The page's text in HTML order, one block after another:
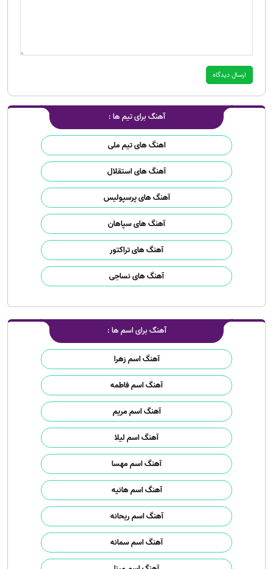
آهنگ برای تیم ها :
اهنگ های تیم ملی
آهنگ های استقلال
آهنگ های پرسپولیس
آهنگ های سپاهان
آهنگ های تراکتور
آهنگ های نساجی
آهنگ برای اسم ها :
آهنگ اسم زهرا
آهنگ اسم فاطمه
آهنگ اسم مریم
آهنگ اسم لیلا
آهنگ اسم مهسا
آهنگ اسم هانیه
آهنگ اسم ریحانه
آهنگ اسم سمانه